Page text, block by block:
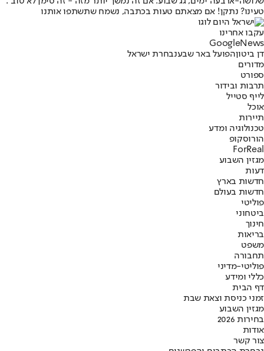
טעינו? נתקן! אם מצאתם טעות בכתבה, נשמח שתשתפו אותנו
עקבו אחרינו
Googl eNews
דן ביטוןהפועל באר שבענבחרת ישראל
מדורים
ספורט
תרבות ובידור
לייף סטייל
אוכל
תיירות
טכנולוגיה ומדע
הורוסקופ
ForReal
מגזין השבוע
דעות
חדשות בארץ
חדשות בעולם
פוליטי
ביטחוני
חינוך
בריאות
משפט
תחבורה
פוליטי-מדיני
כללי ומידע
דף הבית
זמני כניסת וצאת שבת
מגזין השבוע
בחירות 2026
אודות
צור קשר